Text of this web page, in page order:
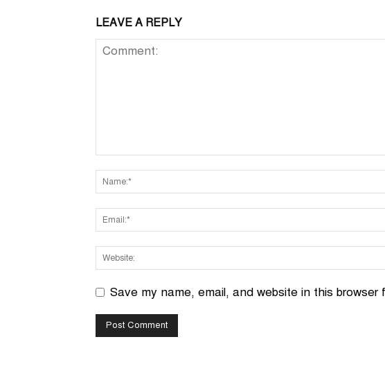
LEAVE A REPLY
Save my name, email, and website in this